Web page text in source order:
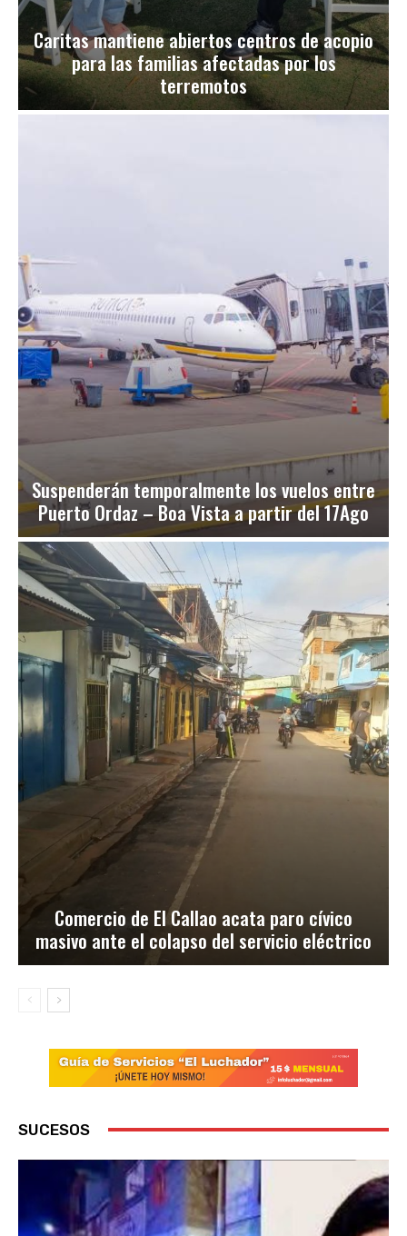
Caritas mantiene abiertos centros de acopio
para las familias afectadas por los
terremotos
Suspenderán temporalmente los vuelos entre
Puerto Ordaz – Boa Vista a partir del 17Ago
Comercio de El Callao acata paro cívico
masivo ante el colapso del servicio eléctrico
SUCESOS